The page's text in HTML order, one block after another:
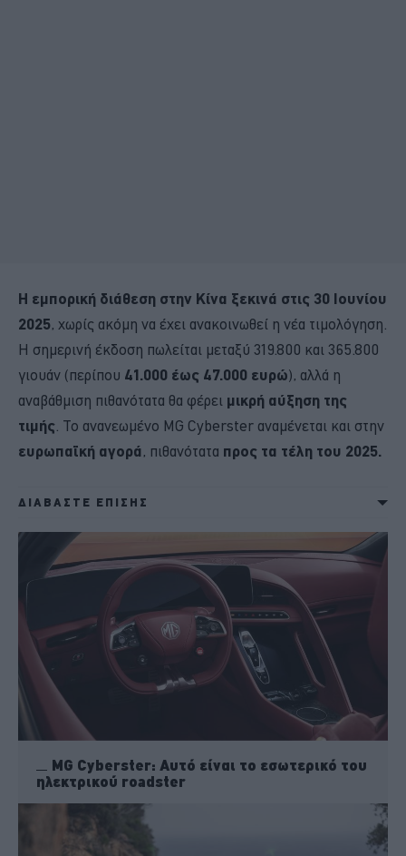
Η εμπορική διάθεση στην Κίνα ξεκινά στις 30 Ιουνίου
2025, χωρίς ακόμη να έχει ανακοινωθεί η νέα τιμολόγηση.
Η σημερινή έκδοση πωλείται μεταξύ 319.800 και 365.800
γιουάν (περίπου 41.000 έως 47.000 ευρώ), αλλά η
αναβάθμιση πιθανότατα θα φέρει μικρή αύξηση της
τιμής. Το ανανεωμένο MG Cyberster αναμένεται και στην
ευρωπαϊκή αγορά, πιθανότατα προς τα τέλη του 2025.
ΔΙΑΒΑΣΤΕ ΕΠΙΣΗΣ
MG Cyberster: Αυτό είναι το εσωτερικό του
ηλεκτρικού roadster